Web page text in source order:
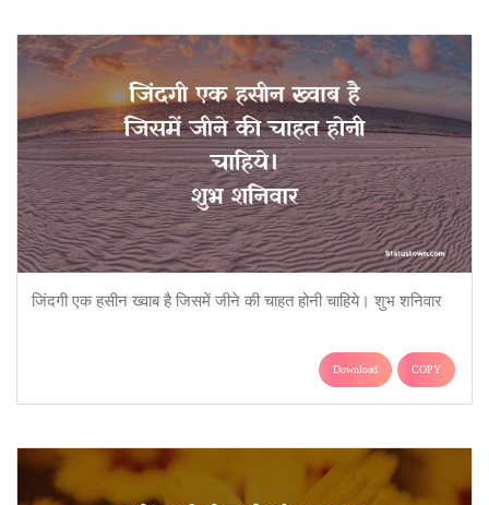
जिंदगी एक हसीन ख्वाब है जिसमें जीने की चाहत होनी चाहिये। शुभ शनिवार
Download COPY